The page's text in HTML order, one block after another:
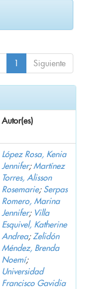
1 Siguiente
Autor(es)
López Rosa, Kenia
Jennifer;Martínez
Torres, Alisson
Rosemarie; Serpas
Romero, Marina
Jennifer; Villa
Esquivel, Katherine
Andrea; Zelidón
Méndez, Brenda
Noemí;
Universidad
Francisco Gavidia